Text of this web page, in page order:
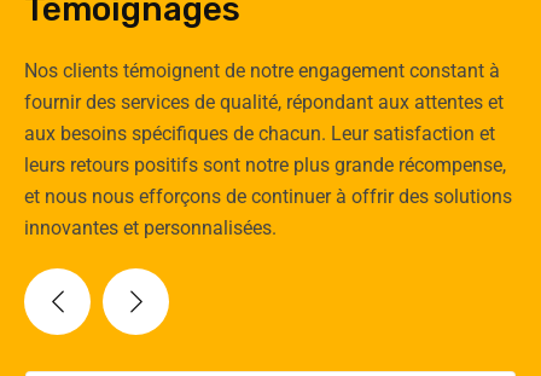
Témoignages
Nos clients témoignent de notre engagement constant à
fournir des services de qualité, répondant aux attentes et
aux besoins spécifiques de chacun. Leur satisfaction et
leurs retours positifs sont notre plus grande récompense,
et nous nous efforçons de continuer à offrir des solutions
innovantes et personnalisées.